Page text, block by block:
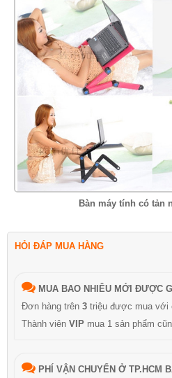
Bàn máy tính có tản
HỎI ĐÁP MUA HÀNG
MUA BAO NHIÊU MỚI ĐƯỢC
Đơn hàng trên 3 triệu được mua với
Thành viên VIP mua 1 sản phẩm
PHÍ VẬN CHUYỂN Ở TP.HCM